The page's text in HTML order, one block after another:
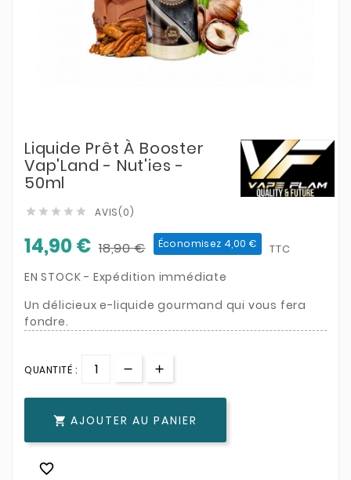
Liquide Prêt À Booster
Vap'Land - Nut'ies -
50ml
     AVIS(0)
14,90 € 18,90 € Économisez 4,00 € TTC
EN STOCK - Expédition immédiate
Un délicieux e-liquide gourmand qui vous fera
fondre.
QUANTITÉ :
 AJOUTER AU PANIER
